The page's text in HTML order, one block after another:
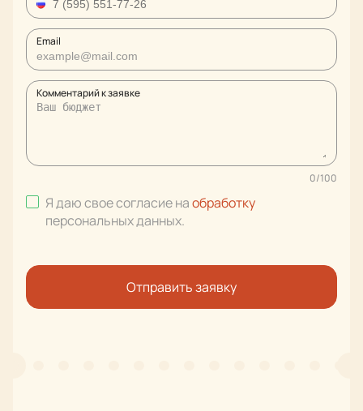
Email
Комментарий к заявке
0/100
Я даю свое согласие наобработку
персональных данных.
Отправить заявку